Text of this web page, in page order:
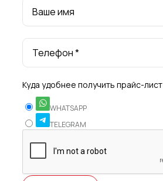
Ваше имя
Телефон *
Куда удобнее получить прайс-лист
WHATSAPP
TELEGRAM